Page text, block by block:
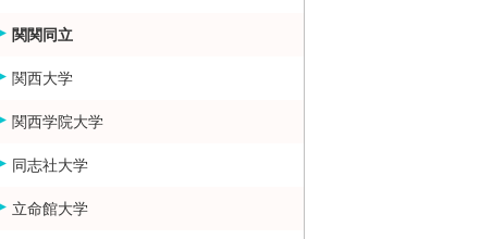
関関同立
関西大学
関西学院大学
同志社大学
立命館大学